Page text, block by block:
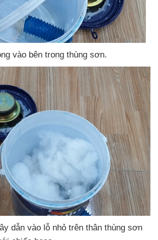
vào bên trong thùng sơn.
dẫn vào lỗ nhỏ trên thân thùng sơn